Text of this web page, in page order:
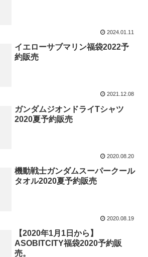
2024.01.11
イエローサブマリン福袋2022予
約販売
2021.12.08
ガンダムジオンドライTシャツ
2020夏予約販売
2020.08.20
機動戦士ガンダムスーパークール
タオル2020夏予約販売
2020.08.19
【2020年1月1日から】
ASOBITCITY福袋2020予約販
売。